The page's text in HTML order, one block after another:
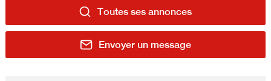
Toutes ses annonces
Envoyer un message